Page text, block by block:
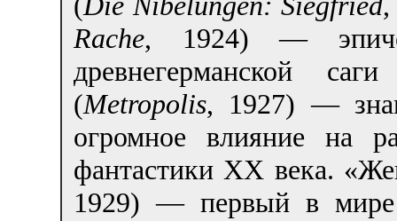
Rache, 1924) —
древнегерманской
(Metropolis, 1927) —
огромное влияние на
фантастики XX века.
1929) — первый в мире